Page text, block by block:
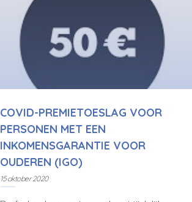
COVID-PREMIETOESLAG VOOR
PERSONEN MET EEN
INKOMENSGARANTIE VOOR
OUDEREN (IGO)
15 oktober 2020